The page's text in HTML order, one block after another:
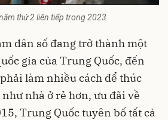
thứ 2 liên tiếp trong 2023
dân số đang trở thành một
gia của Trung Quốc, đến
làm nhiều cách để thúc
nhà ở rẻ hơn, ưu đãi về
Trung Quốc tuyên bố tất cả